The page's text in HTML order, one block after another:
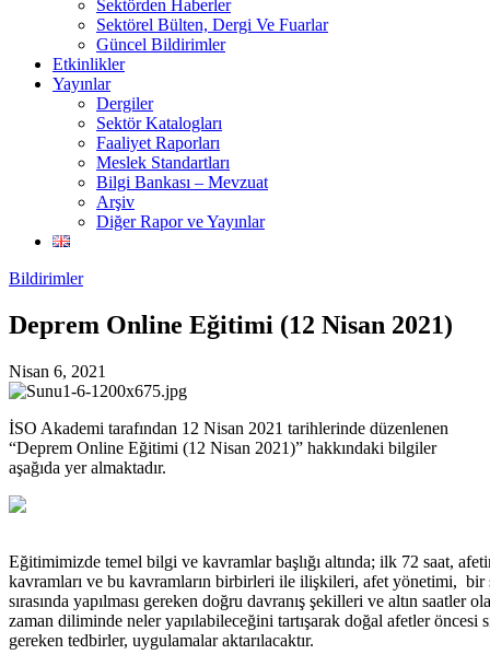
Sektörden Haberler
Sektörel Bülten, Dergi Ve Fuarlar
Güncel Bildirimler
Etkinlikler
Yayınlar
Dergiler
Sektör Katalogları
Faaliyet Raporları
Meslek Standartları
Bilgi Bankası – Mevzuat
Arşiv
Diğer Rapor ve Yayınlar
Bildirimler
Deprem Online Eğitimi (12 Nisan 2021)
Nisan 6, 2021
İSO Akademi tarafından 12 Nisan 2021 tarihlerinde düzenlenen
“Deprem Online Eğitimi (12 Nisan 2021)” hakkındaki bilgiler
aşağıda yer almaktadır.
Eğitimimizde temel bilgi ve kavramlar başlığı altında; ilk 72 saat,
kavramları ve bu kavramların birbirleri ile ilişkileri, afet yönetimi, bir
sırasında yapılması gereken doğru davranış şekilleri ve altın saatler
zaman diliminde neler yapılabileceğini tartışarak doğal afetler öncesi
gereken tedbirler, uygulamalar aktarılacaktır.